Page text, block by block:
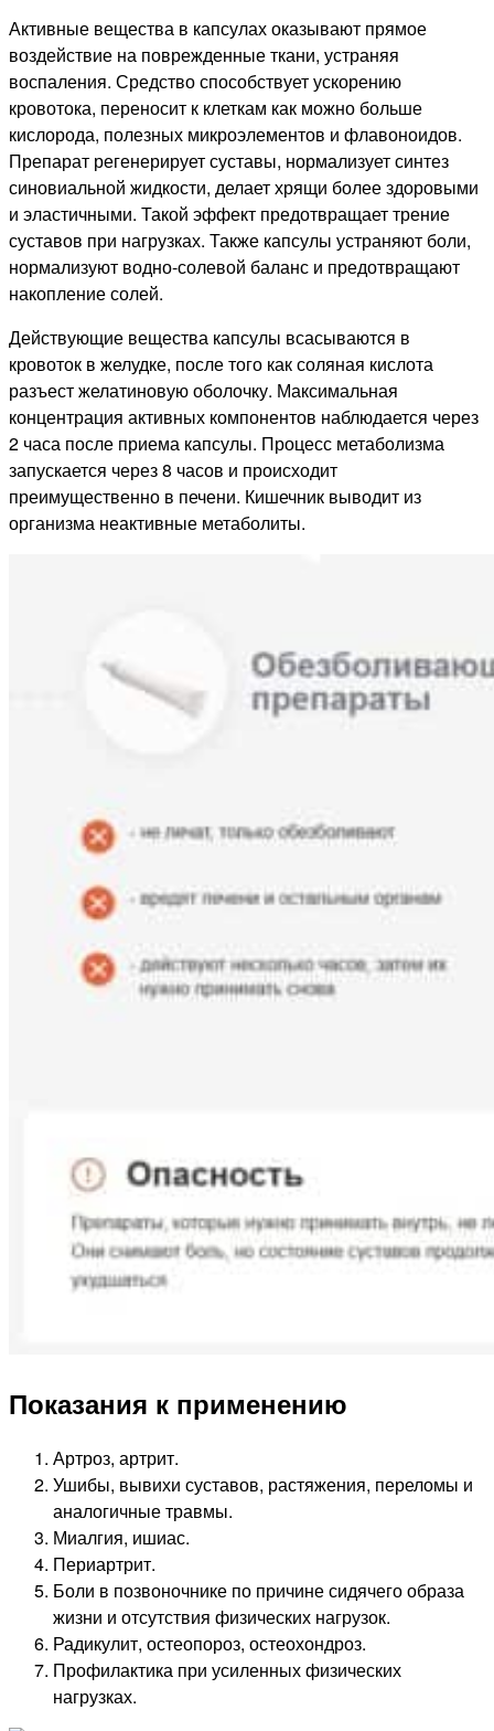
Активные вещества в капсулах оказывают прямое
воздействие на поврежденные ткани, устраняя
воспаления. Средство способствует ускорению
кровотока, переносит к клеткам как можно больше
кислорода, полезных микроэлементов и флавоноидов.
Препарат регенерирует суставы, нормализует синтез
синовиальной жидкости, делает хрящи более здоровыми
и эластичными. Такой эффект предотвращает трение
суставов при нагрузках. Также капсулы устраняют боли,
нормализуют водно-солевой баланс и предотвращают
накопление солей.
Действующие вещества капсулы всасываются в
кровоток в желудке, после того как соляная кислота
разъест желатиновую оболочку. Максимальная
концентрация активных компонентов наблюдается через
2 часа после приема капсулы. Процесс метаболизма
запускается через 8 часов и происходит
преимущественно в печени. Кишечник выводит из
организма неактивные метаболиты.
Показания к применению
Артроз, артрит.
Ушибы, вывихи суставов, растяжения, переломы и
аналогичные травмы.
Миалгия, ишиас.
Периартрит.
Боли в позвоночнике по причине сидячего образа
жизни и отсутствия физических нагрузок.
Радикулит, остеопороз, остеохондроз.
Профилактика при усиленных физических
нагрузках.